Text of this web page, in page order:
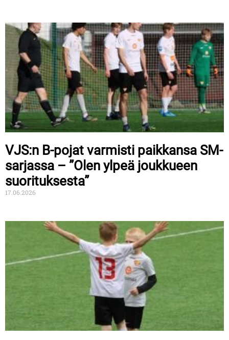
VJS:n B-pojat varmisti paikkansa SM-
sarjassa – ”Olen ylpeä joukkueen
suorituksesta”
17.06.2026